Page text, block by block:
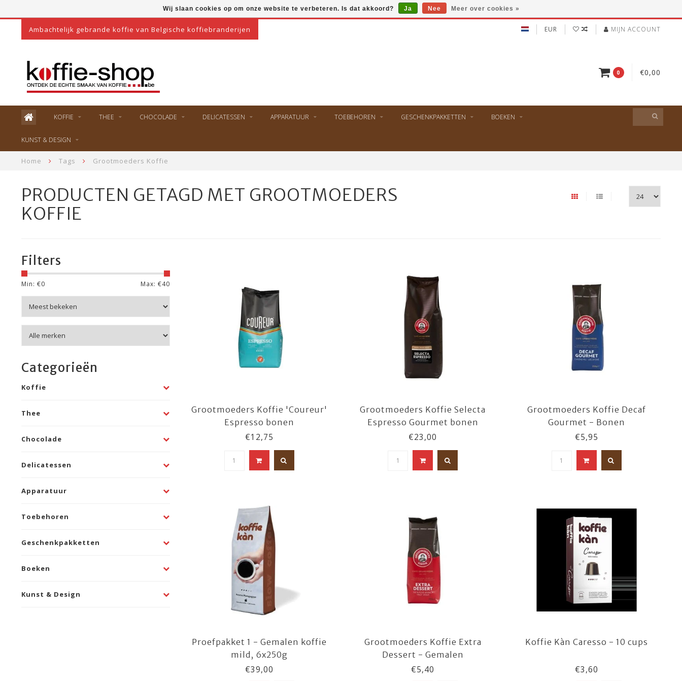
Ambachtelijk gebrande koffie van Belgische koffiebranderijen EUR MIJN ACCOUNT
0 €0,00
KOFFIE THEE CHOCOLADE DELICATESSEN APPARATUUR TOEBEHOREN GESCHENKPAKKETTEN BOEKEN
KUNST & DESIGN
Home Tags Grootmoeders Koffie
PRODUCTEN GETAGD MET GROOTMOEDERS
KOFFIE
Filters
Min: €0 Max: €40
Categorieën
Koffie
Thee
Chocolade
Delicatessen
Apparatuur
Toebehoren
Geschenkpakketten
Boeken
Kunst & Design
Grootmoeders Koffie 'Coureur'
Espresso bonen
€12,75
Grootmoeders Koffie Selecta
Espresso Gourmet bonen
€23,00
Grootmoeders Koffie Decaf
Gourmet - Bonen
€5,95
Proefpakket 1 - Gemalen koffie
mild, 6x250g
€39,00
Grootmoeders Koffie Extra
Dessert - Gemalen
€5,40
Koffie Kàn Caresso - 10 cups
€3,60
Wij slaan cookies op om onze website te verbeteren. Is dat akkoord? Ja Nee Meer over cookies »